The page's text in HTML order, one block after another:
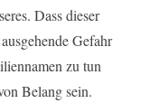
Dass dieser
Gefahr
zu tun
Belang sein.